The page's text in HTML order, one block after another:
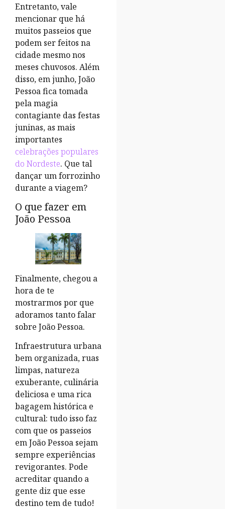
Entretanto, vale
mencionar que há
muitos passeios que
podem ser feitos na
cidade mesmo nos
meses chuvosos. Além
disso, em junho, João
Pessoa fica tomada
pela magia
contagiante das festas
juninas, as mais
importantes
celebrações populares
do Nordeste. Que tal
dançar um forrozinho
durante a viagem?
O que fazer em
João Pessoa
Finalmente, chegou a
hora de te
mostrarmos por que
adoramos tanto falar
sobre João Pessoa.
Infraestrutura urbana
bem organizada, ruas
limpas, natureza
exuberante, culinária
deliciosa e uma rica
bagagem histórica e
cultural: tudo isso faz
com que os passeios
em João Pessoa sejam
sempre experiências
revigorantes. Pode
acreditar quando a
gente diz que esse
destino tem de tudo!